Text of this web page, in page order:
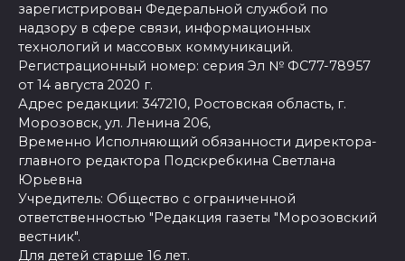
зарегистрирован Федеральной службой по
надзору в сфере связи, информационных
технологий и массовых коммуникаций.
Регистрационный номер: серия Эл № ФС77-78957
от 14 августа 2020 г.
Адрес редакции: 347210, Ростовская область, г.
Морозовск, ул. Ленина 206,
Временно Исполняющий обязанности директора-
главного редактора Подскребкина Светлана
Юрьевна
Учредитель: Общество с ограниченной
ответственностью "Редакция газеты "Морозовский
вестник".
Для детей старше 16 лет.